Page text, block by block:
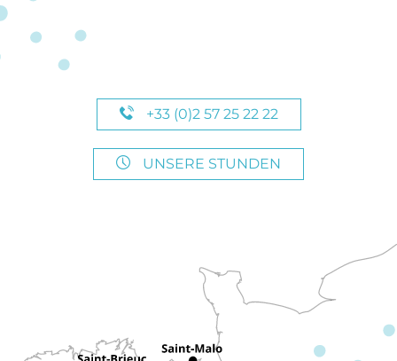
+33 (0)2 57 25 22 22
UNSERE STUNDEN